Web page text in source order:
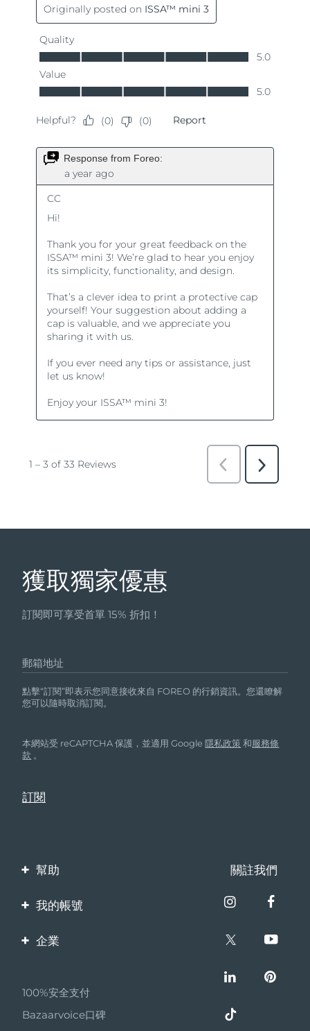
獲取獨家優惠
訂閱即可享受首單 15% 折扣！
郵箱地址
點擊“訂閱”即表示您同意接收來自 FOREO 的行銷資訊。您還瞭解
您可以隨時取消訂閱。
本網站受 reCAPTCHA 保護，並適用 Google隱私政策 和服務條
款 。
幫助
聯繫我們
保修與退換貨
關註我們
我的帳號
產品註冊
企業
夥伴計畫
聯盟新聞
100%安全支付
Bazaarvoice口碑